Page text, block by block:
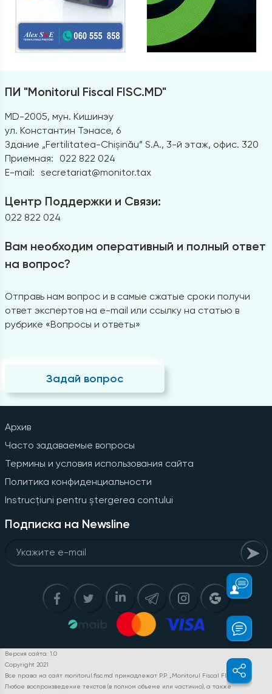
ПИ "Monitorul Fiscal FISC.MD"
MD-2005, мун. Кишинэу
ул. Константин Тэнасе, 6
Здание „Fertilitatea-Chișinău” S.A., 3-й этаж, офис. 320
Приемная:
022 822 024
E-mail: secretariat@monitor.tax
Центр Поддержки и Связи:
022 822 024
Вам необходим оперативный и полный ответ
на вопрос?
Отправь нам вопрос и в самые сжатые сроки получи
ответ экспертов на e-mail или ссылку на статью в
рубрике «Вопросы и ответы»
Задай вопрос
Архив
Часто задаваемые вопросы
Термины и условия использования сайта
Политика конфиденциальности
Instrucțiuni pentru ștergerea contului
Подписка на Newsline
Версия сайта: 1.0
Copyright 2021
Все права на сайт monitorul.fisc.md принадлежат P.P. „Monitorul Fiscal FISC.MD”.
Любое воспроизведение текстов (в полном объеме или частично), а также